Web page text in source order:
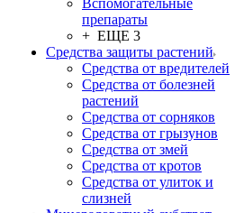
Вспомогательные
препараты
+ ЕЩЕ 3
Средства защиты растений
Средства от вредителей
Средства от болезней
растений
Средства от сорняков
Средства от грызунов
Средства от змей
Средства от кротов
Средства от улиток и
слизней